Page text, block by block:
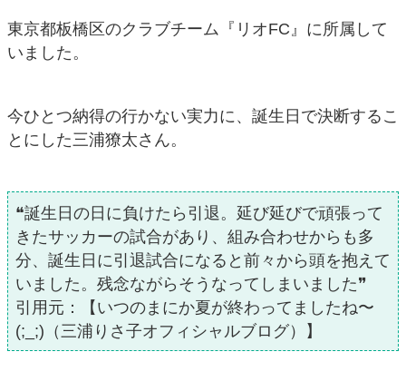
東京都板橋区のクラブチーム『リオFC』に所属して
いました。
今ひとつ納得の行かない実力に、誕生日で決断するこ
とにした三浦獠太さん。
❝誕生日の日に負けたら引退。延び延びで頑張って
きたサッカーの試合があり、組み合わせからも多
分、誕生日に引退試合になると前々から頭を抱えて
いました。残念ながらそうなってしまいました❞
引用元：【いつのまにか夏が終わってましたね〜
(;_;)（三浦りさ子オフィシャルブログ）】